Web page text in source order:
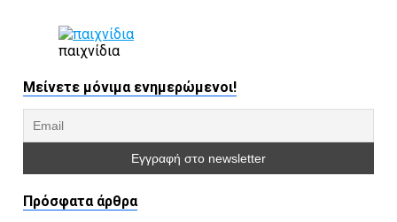
παιχνίδια
Μείνετε μόνιμα ενημερώμενοι!
Πρόσφατα άρθρα